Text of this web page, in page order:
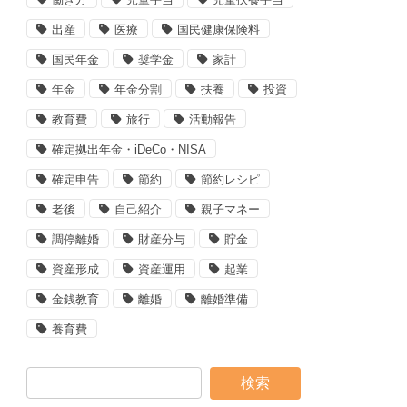
出産 医療 国民健康保険料
国民年金 奨学金 家計
年金 年金分割 扶養 投資
教育費 旅行 活動報告
確定拠出年金・iDeCo・NISA
確定申告 節約 節約レシピ
老後 自己紹介 親子マネー
調停離婚 財産分与 貯金
資産形成 資産運用 起業
金銭教育 離婚 離婚準備
養育費